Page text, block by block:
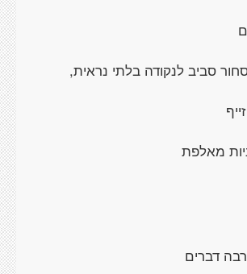
סביב לנקודה בלתי נראית,
מאלפת
דברים